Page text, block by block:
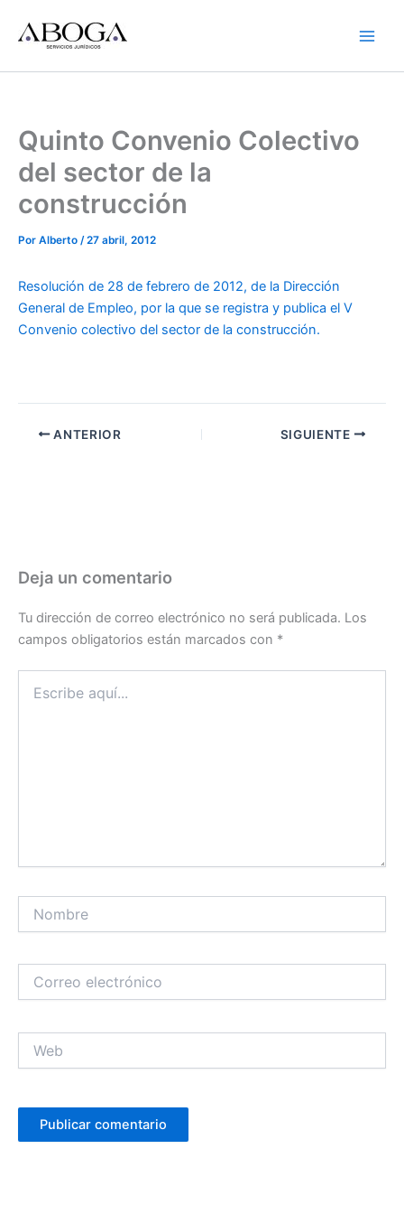
contenido
Quinto Convenio Colectivo
del sector de la
construcción
Por Alberto /27 abril, 2012
Resolución de 28 de febrero de 2012, de la Dirección
General de Empleo, por la que se registra y publica el V
Convenio colectivo del sector de la construcción.
ANTERIOR SIGUIENTE
Deja un comentario
Tu dirección de correo electrónico no será publicada. Los
campos obligatorios están marcados con *
aquí...
electrónico